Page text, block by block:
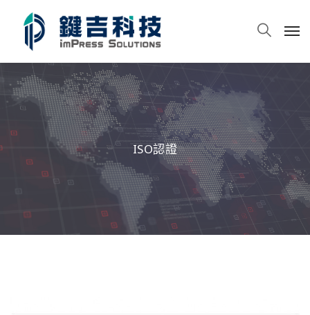
ISO認證